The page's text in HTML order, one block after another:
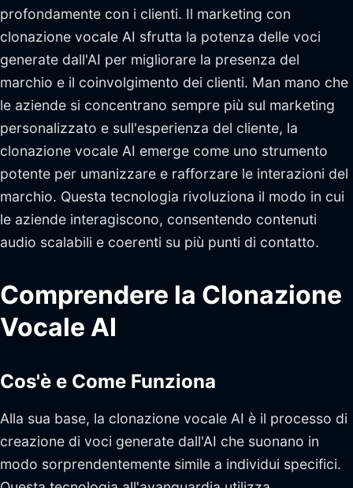
profondamente con i clienti. Il marketing con
clonazione vocale AI sfrutta la potenza delle voci
generate dall'AI per migliorare la presenza del
marchio e il coinvolgimento dei clienti. Man mano che
le aziende si concentrano sempre più sul marketing
personalizzato e sull'esperienza del cliente, la
clonazione vocale AI emerge come uno strumento
potente per umanizzare e rafforzare le interazioni del
marchio. Questa tecnologia rivoluziona il modo in cui
le aziende interagiscono, consentendo contenuti
audio scalabili e coerenti su più punti di contatto.
Comprendere la Clonazione
Vocale AI
Cos'è e Come Funziona
Alla sua base, la clonazione vocale AI è il processo di
creazione di voci generate dall'AI che suonano in
modo sorprendentemente simile a individui specifici.